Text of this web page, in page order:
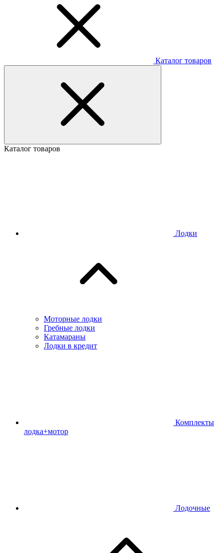
Каталог товаров
Каталог товаров
Лодки
Моторные лодки
Гребные лодки
Катамараны
Лодки в кредит
Комплекты
лодка+мотор
Лодочные